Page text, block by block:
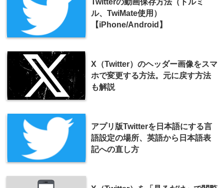
ル、TwiMate使用）
【iPhone/Android】
X（Twitter）のヘッダー画像をスマ
ホで変更する方法。元に戻す方法
も解説
アプリ版Twitterを日本語にする言
語設定の場所、英語から日本語表
記への直し方